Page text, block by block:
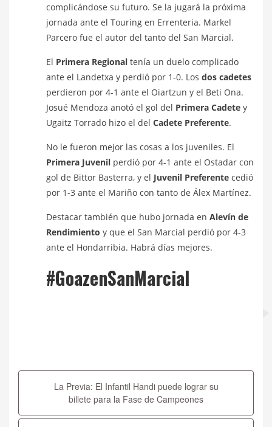
complicándose su futuro. Se la jugará la próxima
jornada ante el Touring en Errenteria. Markel
Parcero fue el autor del tanto del San Marcial.
El Primera Regional tenía un duelo complicado
ante el Landetxa y perdió por 1-0. Los dos cadetes
perdieron por 4-1 ante el Oiartzun y el Beti Ona.
Josué Mendoza anotó el gol del Primera Cadete y
Ugaitz Torrado hizo el del Cadete Preferente.
No le fueron mejor las cosas a los juveniles. El
Primera Juvenil perdió por 4-1 ante el Ostadar con
gol de Bittor Basterra, y el Juvenil Preferente cedió
por 1-3 ante el Mariño con tanto de Álex Martínez.
Destacar también que hubo jornada en Alevín de
Rendimiento y que el San Marcial perdió por 4-3
ante el Hondarribia. Habrá días mejores.
#GoazenSanMarcial
de
entradas
La Previa: El Infantil Handi puede lograr su
billete para la Fase de Campeones